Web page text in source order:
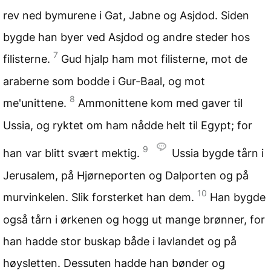
rev ned bymurene i Gat, Jabne og Asjdod. Siden
bygde han byer ved Asjdod og andre steder hos
filisterne. 7 Gud hjalp ham mot filisterne, mot de
araberne som bodde i Gur-Baal, og mot
me'unittene. 8 Ammonittene kom med gaver til
Ussia, og ryktet om ham nådde helt til Egypt; for
han var blitt svært mektig. 9
Ussia bygde tårn i
Jerusalem, på Hjørneporten og Dalporten og på
murvinkelen. Slik forsterket han dem. 10 Han bygde
også tårn i ørkenen og hogg ut mange brønner, for
han hadde stor buskap både i lavlandet og på
høysletten. Dessuten hadde han bønder og